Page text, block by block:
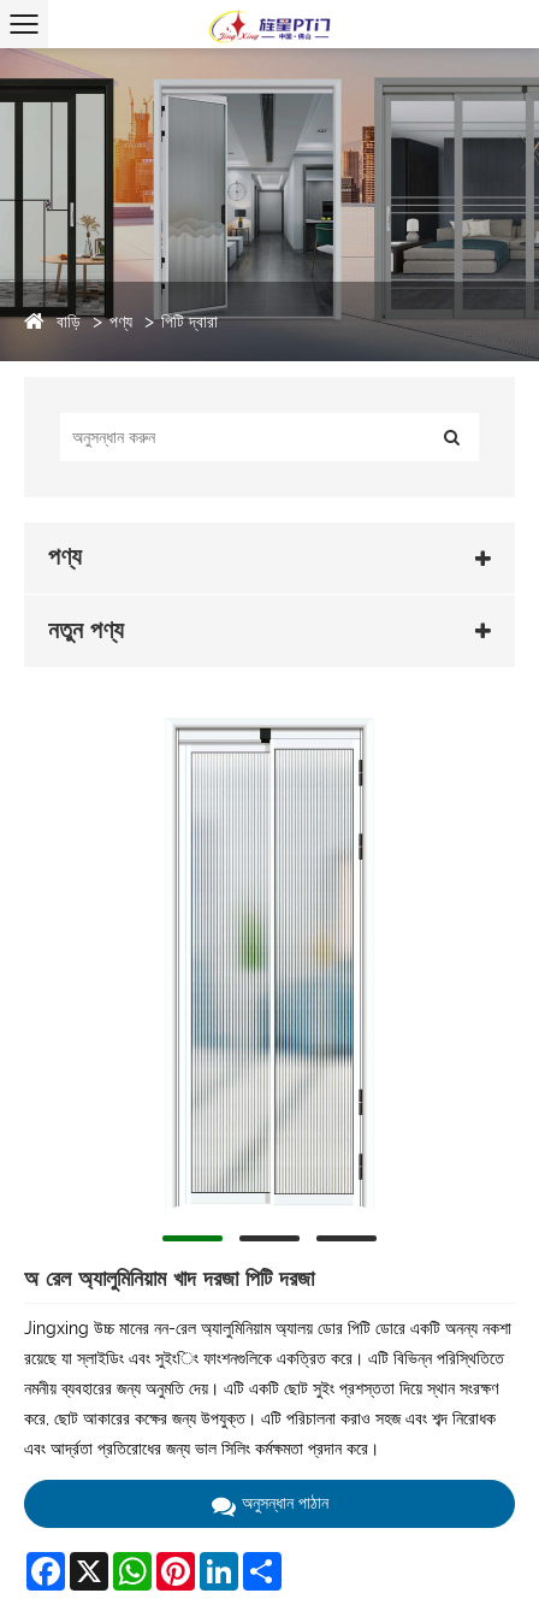
বাড়ি পণ্য পিটি দ্বারা
পণ্য
নতুন পণ্য
অ রেল অ্যালুমিনিয়াম খাদ দরজা পিটি দরজা
Jingxing উচ্চ মানের নন-রেল অ্যালুমিনিয়াম অ্যালয় ডোর পিটি ডোরে একটি অনন্য নকশা
রয়েছে যা স্লাইডিং এবং সুইংিং ফাংশনগুলিকে একত্রিত করে। এটি বিভিন্ন পরিস্থিতিতে
নমনীয় ব্যবহারের জন্য অনুমতি দেয়। এটি একটি ছোট সুইং প্রশস্ততা দিয়ে স্থান সংরক্ষণ
করে, ছোট আকারের কক্ষের জন্য উপযুক্ত। এটি পরিচালনা করাও সহজ এবং শব্দ নিরোধক
এবং আর্দ্রতা প্রতিরোধের জন্য ভাল সিলিং কর্মক্ষমতা প্রদান করে।
অনুসন্ধান পাঠান
Facebook
X WhatsAppPinterestLinkedIn